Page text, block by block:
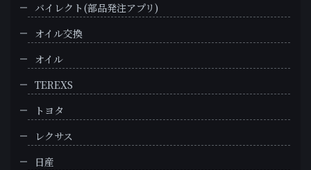
バイレクト(部品発注アプリ)
オイル交換
オイル
TEREXS
トヨタ
レクサス
日産